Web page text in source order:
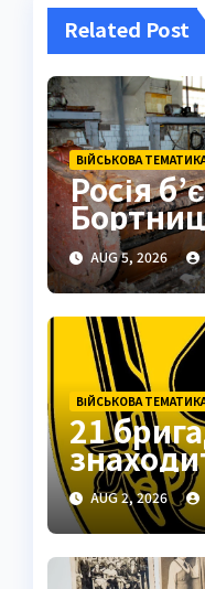
Related Post
ВІЙСЬКОВА
Росія
про
AUG 5, 2026
ВІЙСЬКОВА
21
AUG 2, 2026